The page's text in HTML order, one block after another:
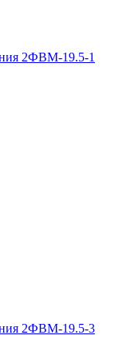
2ФВМ-19.5-1
2ФВМ-19.5-3